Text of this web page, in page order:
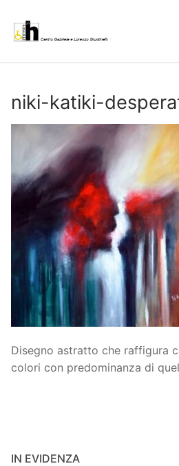
contenuto
niki-katiki-
Disegno astratto che raffigura
colori con predominanza di
IN EVIDENZA